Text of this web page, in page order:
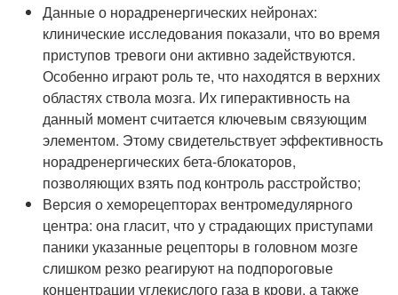
Данные о норадренергических нейронах:
клинические исследования показали, что во время
приступов тревоги они активно задействуются.
Особенно играют роль те, что находятся в верхних
областях ствола мозга. Их гиперактивность на
данный момент считается ключевым связующим
элементом. Этому свидетельствует эффективность
норадренергических бета-блокаторов,
позволяющих взять под контроль расстройство;
Версия о хеморецепторах вентромедулярного
центра: она гласит, что у страдающих приступами
паники указанные рецепторы в головном мозге
слишком резко реагируют на подпороговые
концентрации углекислого газа в крови, а также